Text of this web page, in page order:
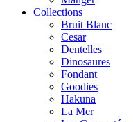
Collections
Bruit Blanc
Cesar
Dentelles
Dinosaures
Fondant
Goodies
Hakuna
La Mer